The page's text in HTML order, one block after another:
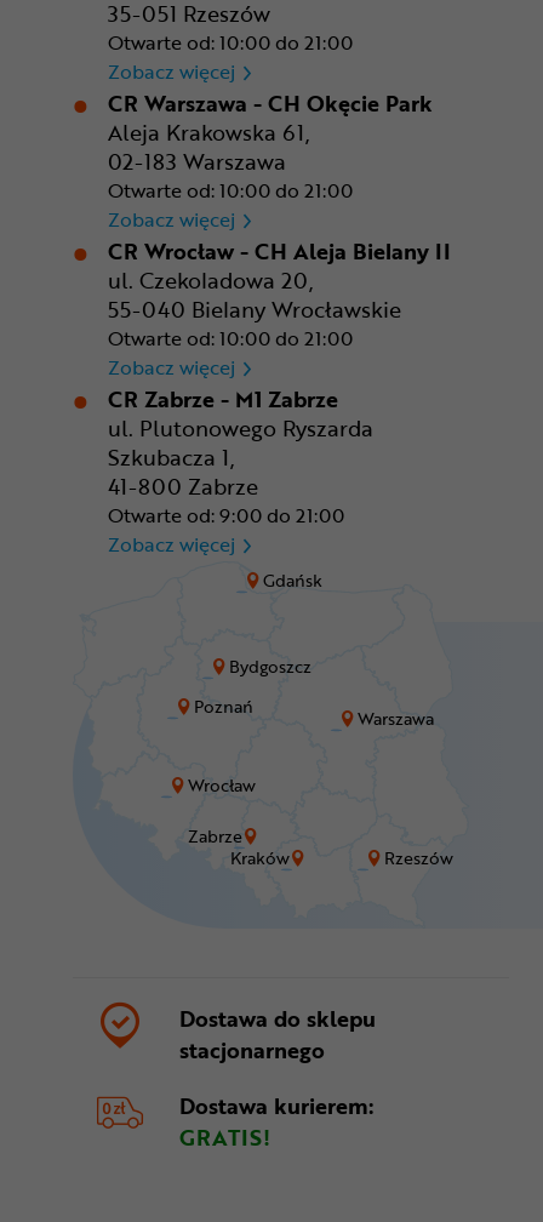
Bydgoszcz
Gdańsk
Kraków
Poznań
Rzeszów
Warszawa
Wrocław
Zabrze
35-051 Rzeszów
Otwarte od: 10:00 do 21:00
Zobacz więcej CR Rzeszów
CR Warszawa - CH Okęcie Park
Aleja Krakowska 61,
02-183 Warszawa
Otwarte od: 10:00 do 21:00
Zobacz więcej CR Warszawa - CH Okęcie
CR Wrocław - CH Aleja Bielany II
ul. Czekoladowa 20,
55-040 Bielany Wrocławskie
Otwarte od: 10:00 do 21:00
Zobacz więcej CR Wrocław - CH Aleja
CR Zabrze - M1 Zabrze
ul. Plutonowego Ryszarda
Szkubacza 1,
41-800 Zabrze
Otwarte od: 9:00 do 21:00
Zobacz więcej CR Zabrze - M1 Zabrze
Dostawa do sklepu
stacjonarnego
Dostawa kurierem:
GRATIS!